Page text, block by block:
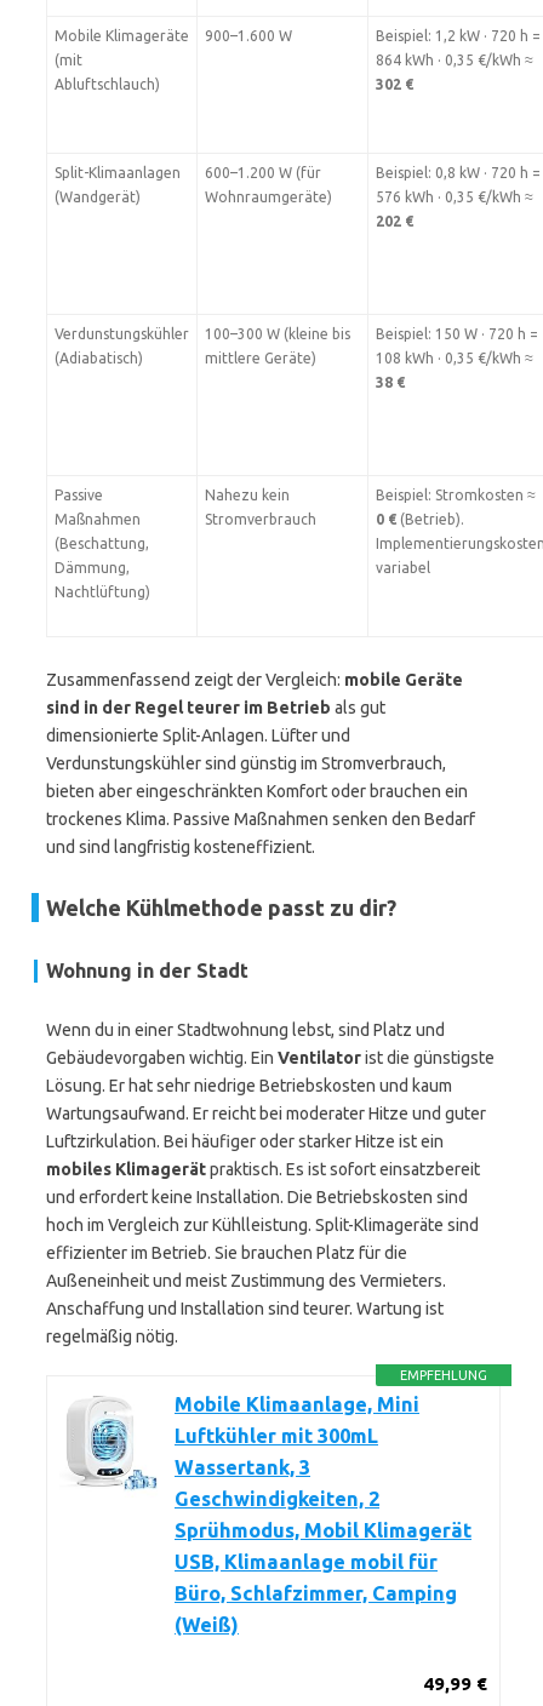
Mobile Klimageräte
(mit
Abluftschlauch)
900–1.600 W
Beispiel: 1,2 kW · 720 h =
864 kWh · 0,35 €/kWh ≈
302 €
Split-Klimaanlagen
(Wandgerät)
600–1.200 W (für
Wohnraumgeräte)
Beispiel: 0,8 kW · 720 h =
576 kWh · 0,35 €/kWh ≈
202 €
Verdunstungskühler
(Adiabatisch)
100–300 W (kleine bis
mittlere Geräte)
Beispiel: 150 W · 720 h =
108 kWh · 0,35 €/kWh ≈
38 €
Passive
Maßnahmen
(Beschattung,
Dämmung,
Nachtlüftung)
Nahezu kein
Stromverbrauch
Beispiel: Stromkosten ≈
0 € (Betrieb).
variabel
Zusammenfassend zeigt der Vergleich: mobile Geräte
sind in der Regel teurer im Betrieb als gut
dimensionierte Split-Anlagen. Lüfter und
Verdunstungskühler sind günstig im Stromverbrauch,
bieten aber eingeschränkten Komfort oder brauchen ein
trockenes Klima. Passive Maßnahmen senken den Bedarf
und sind langfristig kosteneffizient.
Welche Kühlmethode passt zu dir?
Wohnung in der Stadt
Wenn du in einer Stadtwohnung lebst, sind Platz und
Gebäudevorgaben wichtig. Ein Ventilatorist die günstigste
Lösung. Er hat sehr niedrige Betriebskosten und kaum
Wartungsaufwand. Er reicht bei moderater Hitze und guter
Luftzirkulation. Bei häufiger oder starker Hitze ist ein
mobiles Klimagerätpraktisch. Es ist sofort einsatzbereit
und erfordert keine Installation. Die Betriebskosten sind
hoch im Vergleich zur Kühlleistung. Split-Klimageräte sind
effizienter im Betrieb. Sie brauchen Platz für die
Außeneinheit und meist Zustimmung des Vermieters.
Anschaffung und Installation sind teurer. Wartung ist
regelmäßig nötig.
EMPFEHLUNG
Mobile Klimaanlage, Mini
Luftkühler mit 300mL
Wassertank, 3
Geschwindigkeiten, 2
Sprühmodus, Mobil Klimagerät
USB, Klimaanlage mobil für
Büro, Schlafzimmer, Camping
(Weiß)
49,99 €